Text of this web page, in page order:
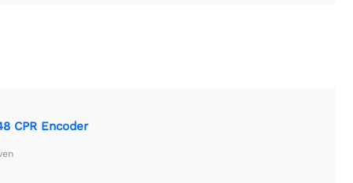
CPR Encoder